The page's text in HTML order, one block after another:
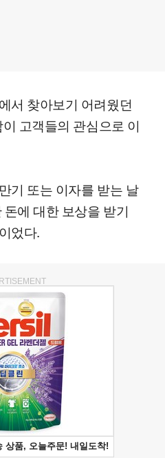
서 찾아보기 어려웠던
고객들의 관심으로 이
기 또는 이자를 받는 날
에 대한 보상을 받기
었다.